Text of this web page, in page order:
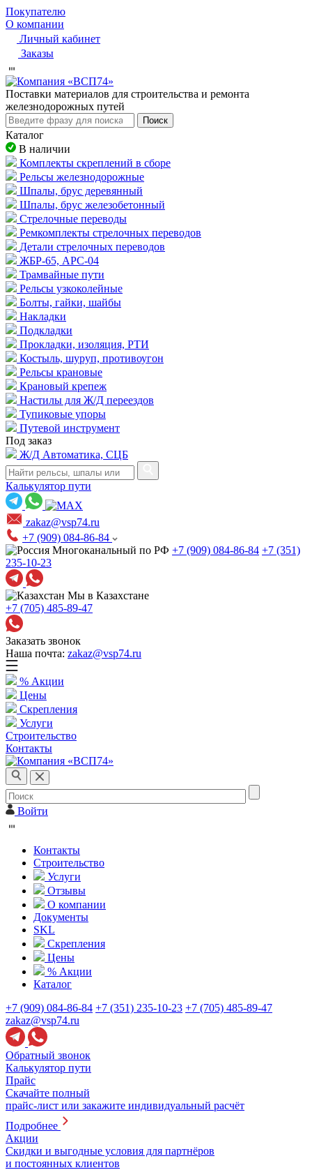
Покупателю
О компании
Личный кабинет
Заказы
Пocтaвки мaтepиaлoв для cтpoитeльcтвa и peмoнтa
жeлeзнoдopoжныx путeй
Поиск
Каталог
В наличии
Комплекты скреплений в сборе
Рельсы железнодорожные
Шпалы, брус деревянный
Шпалы, брус железобетонный
Стрелочные переводы
Ремкомплекты стрелочных переводов
Детали стрелочных переводов
ЖБР-65, АРС-04
Трамвайные пути
Рельсы узкоколейные
Болты, гайки, шайбы
Накладки
Подкладки
Прокладки, изоляция, РТИ
Костыль, шуруп, противоугон
Рельсы крановые
Крановый крепеж
Настилы для Ж/Д переездов
Тупиковые упоры
Путевой инструмент
Под заказ
Ж/Д Автоматика, СЦБ
Калькулятор пути
zakaz@vsp74.ru
+7 (909) 084-86-84
Многоканальный по РФ +7 (909) 084-86-84 +7 (351)
235-10-23
Мы в Казахстане
+7 (705) 485-89-47
Заказать звонок
Наша почта: zakaz@vsp74.ru
% Акции
Цены
Скрепления
Услуги
Строительство
Контакты
Войти
Контакты
Строительство
Услуги
Отзывы
О компании
Документы
SKL
Скрепления
Цены
% Акции
Каталог
+7 (909) 084-86-84 +7 (351) 235-10-23 +7 (705) 485-89-47
zakaz@vsp74.ru
Обратный звонок
Калькулятор пути
Прайс
Скачайте полный
прайс-лист или закажите индивидуальный расчёт
Подробнее
Акции
Скидки и выгодные условия для партнёров
и постоянных клиентов